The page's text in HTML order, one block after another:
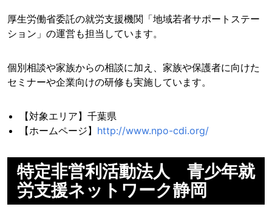
厚生労働省委託の就労支援機関「地域若者サポートステー
ション」の運営も担当しています。
個別相談や家族からの相談に加え、家族や保護者に向けた
セミナーや企業向けの研修も実施しています。
【対象エリア】千葉県
【ホームページ】 http://www.npo-cdi.org/
特定非営利活動法人 青少年就
労支援ネットワーク静岡